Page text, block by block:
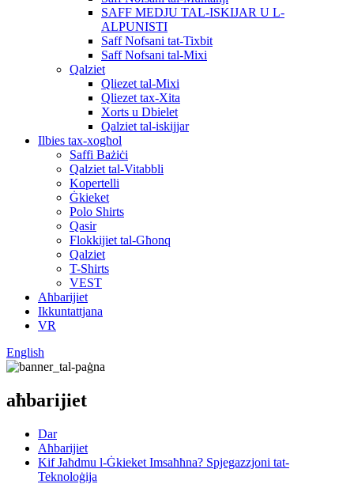
SAFF MEDJU TAL-ISKIJAR U L-
ALPUNISTI
Saff Nofsani tat-Tixbit
Saff Nofsani tal-Mixi
Qalziet
Qliezet tal-Mixi
Qliezet tax-Xita
Xorts u Dbielet
Qalziet tal-iskijjar
Ilbies tax-xogħol
Saffi Bażiċi
Qalziet tal-Vitabbli
Kopertelli
Ġkieket
Polo Shirts
Qasir
Flokkijiet tal-Għonq
Qalziet
T-Shirts
VEST
Aħbarijiet
Ikkuntattjana
VR
English
aħbarijiet
Dar
Aħbarijiet
Kif Jaħdmu l-Ġkieket Imsaħħna? Spjegazzjoni tat-
Teknoloġija